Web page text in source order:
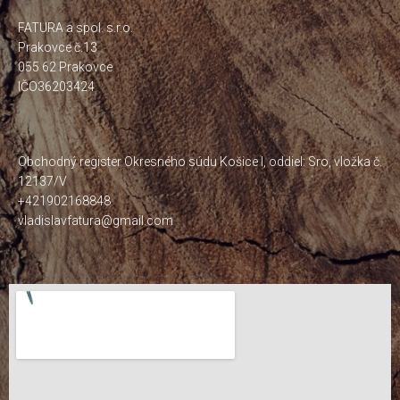
FATURA a spol. s.r.o.
Prakovce č.13
055 62 Prakovce
IČO36203424
Obchodný register Okresného súdu Košice I, oddiel: Sro, vložka č.
12137/V
+421902168848
vladislavfatura@gmail.com